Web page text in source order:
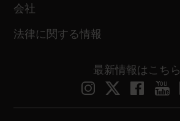
会社
法律に関する情報
最新情報はこちら